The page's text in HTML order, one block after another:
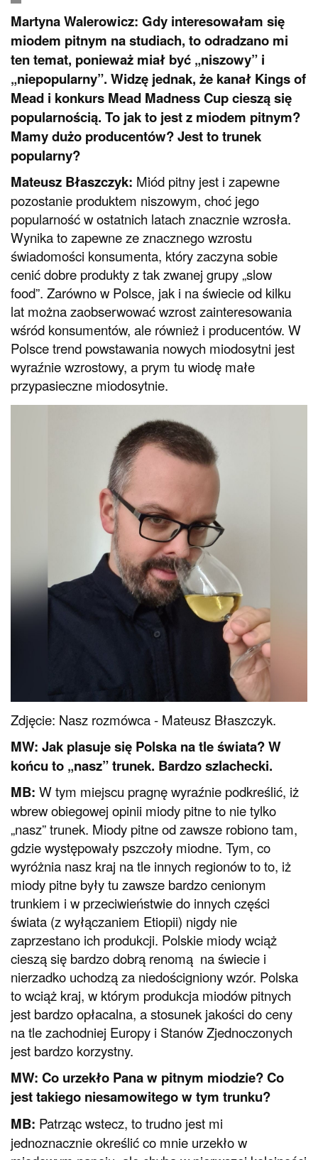
Martyna Walerowicz: Gdy interesowałam się
miodem pitnym na studiach, to odradzano mi
ten temat, ponieważ miał być „niszowy” i
„niepopularny”. Widzę jednak, że kanał Kings of
Mead i konkurs Mead Madness Cup cieszą się
popularnością. To jak to jest z miodem pitnym?
Mamy dużo producentów? Jest to trunek
popularny?
Mateusz Błaszczyk: Miód pitny jest i zapewne
pozostanie produktem niszowym, choć jego
popularność w ostatnich latach znacznie wzrosła.
Wynika to zapewne ze znacznego wzrostu
świadomości konsumenta, który zaczyna sobie
cenić dobre produkty z tak zwanej grupy „slow
food”. Zarówno w Polsce, jak i na świecie od kilku
lat można zaobserwować wzrost zainteresowania
wśród konsumentów, ale również i producentów. W
Polsce trend powstawania nowych miodosytni jest
wyraźnie wzrostowy, a prym tu wiodę małe
przypasieczne miodosytnie.
Zdjęcie: Nasz rozmówca - Mateusz Błaszczyk.
MW: Jak plasuje się Polska na tle świata? W
końcu to „nasz” trunek. Bardzo szlachecki.
MB: W tym miejscu pragnę wyraźnie podkreślić, iż
wbrew obiegowej opinii miody pitne to nie tylko
„nasz” trunek. Miody pitne od zawsze robiono tam,
gdzie występowały pszczoły miodne. Tym, co
wyróżnia nasz kraj na tle innych regionów to to, iż
miody pitne były tu zawsze bardzo cenionym
trunkiem i w przeciwieństwie do innych części
świata (z wyłączaniem Etiopii) nigdy nie
zaprzestano ich produkcji. Polskie miody wciąż
cieszą się bardzo dobrą renomą na świecie i
nierzadko uchodzą za niedościgniony wzór. Polska
to wciąż kraj, w którym produkcja miodów pitnych
jest bardzo opłacalna, a stosunek jakości do ceny
na tle zachodniej Europy i Stanów Zjednoczonych
jest bardzo korzystny.
MW: Co urzekło Pana w pitnym miodzie? Co
jest takiego niesamowitego w tym trunku?
MB: Patrząc wstecz, to trudno jest mi
jednoznacznie określić co mnie urzekło w